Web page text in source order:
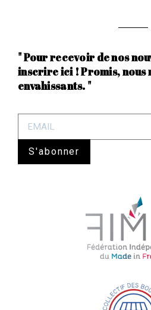
" Pour recevoir de nos
inscrire ici ! Promis, nous
envahissants. "
S'abonner